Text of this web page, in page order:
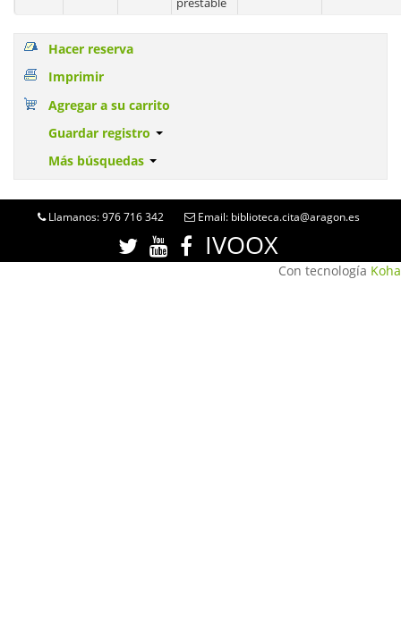
prestable
Hacer reserva
Imprimir
Agregar a su carrito
Guardar registro
Más búsquedas
Llamanos: 976 716 342 Email: biblioteca.cita@aragon.es
IVOOX
Con tecnología Koha